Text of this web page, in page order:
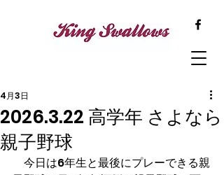
2026.3.22 高学年 さよなら
親子野球
4月3日
今日は6年生と最後にプレーできる親